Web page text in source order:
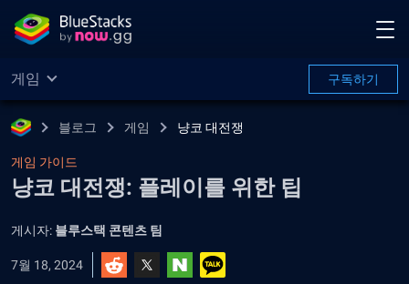
게임 구독하기
블로그 게임 냥코 대전쟁
게임 가이드
냥코 대전쟁: 플레이를 위한 팁
게시자: 블루스택 콘텐츠 팀
7월 18, 2024